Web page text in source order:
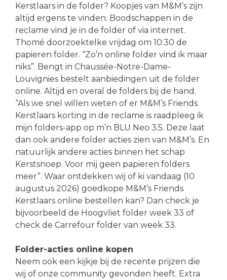
Kerstlaars in de folder? Koopjes van M&M’s zijn
altijd ergens te vinden. Boodschappen in de
reclame vind je in de folder of via internet.
Thomé doorzoektelke vrijdag om 10:30 de
papieren folder. “Zo’n online folder vind ik maar
niks”. Bengt in Chaussée-Notre-Dame-
Louvignies bestelt aanbiedingen uit de folder
online. Altijd en overal de folders bij de hand.
“Als we snel willen weten of er M&M’s Friends
Kerstlaars korting in de reclame is raadpleeg ik
mijn folders-app op m’n BLU Neo 3.5. Deze laat
dan ook andere folder acties zien van M&M’s. En
natuurlijk andere acties binnen het schap
Kerstsnoep. Voor mij geen papieren folders
meer”. Waar ontdekken wij of ki vandaag (10
augustus 2026) goedkope M&M’s Friends
Kerstlaars online bestellen kan? Dan check je
bijvoorbeeld de Hoogvliet folder week 33 of
check de Carrefour folder van week 33.
Folder-acties online kopen
Neem ook een kijkje bij de recente prijzen die
wij of onze community gevonden heeft. Extra